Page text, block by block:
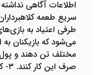
اطلاعات آگاهی
سریع طعمه
طرفی اعتیاد به
می‌شود که بازیکنان به
مختلف تن دهند و
صرف